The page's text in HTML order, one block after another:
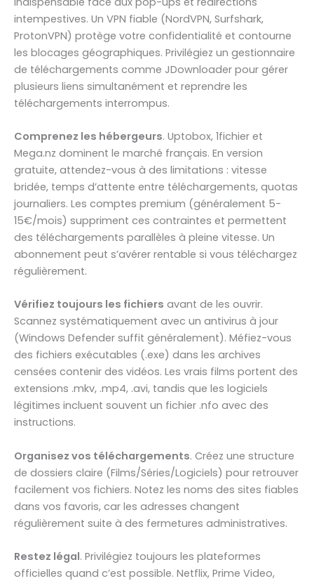
intempestives. Un VPN fiable (NordVPN, Surfshark,
ProtonVPN) protège votre confidentialité et contourne
les blocages géographiques. Privilégiez un gestionnaire
de téléchargements comme JDownloader pour gérer
plusieurs liens simultanément et reprendre les
téléchargements interrompus.
Comprenez les hébergeurs. Uptobox, 1fichier et
Mega.nz dominent le marché français. En version
gratuite, attendez-vous à des limitations : vitesse
bridée, temps d’attente entre téléchargements, quotas
journaliers. Les comptes premium (généralement 5-
15€/mois) suppriment ces contraintes et permettent
des téléchargements parallèles à pleine vitesse. Un
abonnement peut s’avérer rentable si vous téléchargez
régulièrement.
Vérifiez toujours les fichiers avant de les ouvrir.
Scannez systématiquement avec un antivirus à jour
(Windows Defender suffit généralement). Méfiez-vous
des fichiers exécutables (.exe) dans les archives
censées contenir des vidéos. Les vrais films portent des
extensions .mkv, .mp4, .avi, tandis que les logiciels
légitimes incluent souvent un fichier .nfo avec des
instructions.
Organisez vos téléchargements. Créez une structure
de dossiers claire (Films/Séries/Logiciels) pour retrouver
facilement vos fichiers. Notez les noms des sites fiables
dans vos favoris, car les adresses changent
régulièrement suite à des fermetures administratives.
Restez légal. Privilégiez toujours les plateformes
officielles quand c’est possible. Netflix, Prime Video,